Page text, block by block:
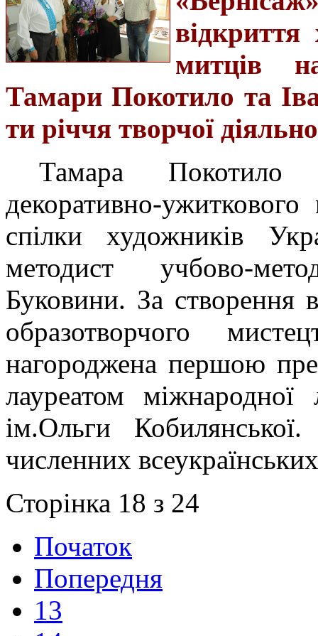
митців
Тамари Покотило та
ти річчя творчої
Тамара Покотило
декоративно-
спілки художників
методист учбово-
Буковини. За створення
образотворчого
нагороджена першою
лауреатом міжнародної
ім.Ольги
численних
Сторінка 18 з 24
Початок
Попередня
13